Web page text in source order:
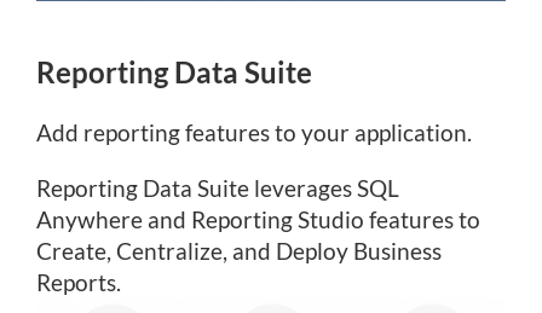
Reporting Data Suite
Add reporting features to your application.
Reporting Data Suite leverages SQL
Anywhere and Reporting Studio features to
Create, Centralize, and Deploy Business
Reports.